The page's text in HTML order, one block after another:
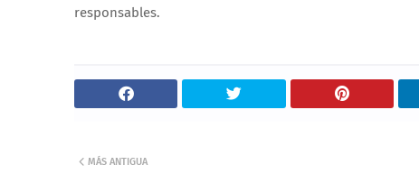
responsables.
MÁS ANTIGUA